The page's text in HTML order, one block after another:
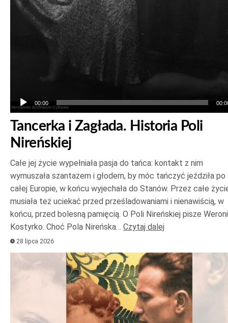
00:00
Tancerka i Zagłada. Historia Poli
Nireńskiej
Całe jej życie wypełniała pasja do tańca: kontakt z nim
wymuszała szantażem i głodem, by móc tańczyć jeździła po
całej Europie, w końcu wyjechała do Stanów. Przez całe
musiała też uciekać przed prześladowaniami i nienawiścią, w
końcu, przed bolesną pamięcią. O Poli Nireńskiej pisze
Kostyrko. Choć Pola Nireńska… Czytaj dalej
28 lipca 2026
plików